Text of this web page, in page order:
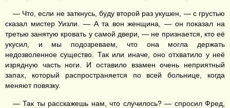
— Что, если не заткнусь, буду второй раз укушен, — с грустью
сказал мистер Уизли. — А та вон женщина, — он показал на
третью занятую кровать у самой двери, — не признается, кто её
укусил, и мы подозреваем, что она могла держать
недозволенное существо. Так или иначе, оно отхватило у неё
изрядную часть ноги. И оставило взамен очень неприятный
запах, который распространяется по всей больнице, когда
меняют повязку.
— Так ты расскажешь нам, что случилось? — спросил Фред,